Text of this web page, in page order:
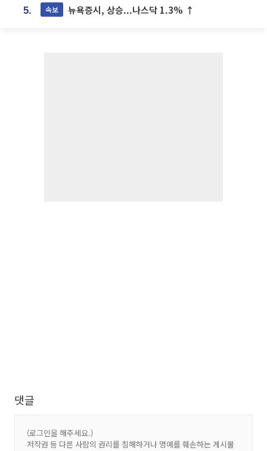
5. 속보 뉴욕증시, 상승...나스닥 1.3% ↑
댓글